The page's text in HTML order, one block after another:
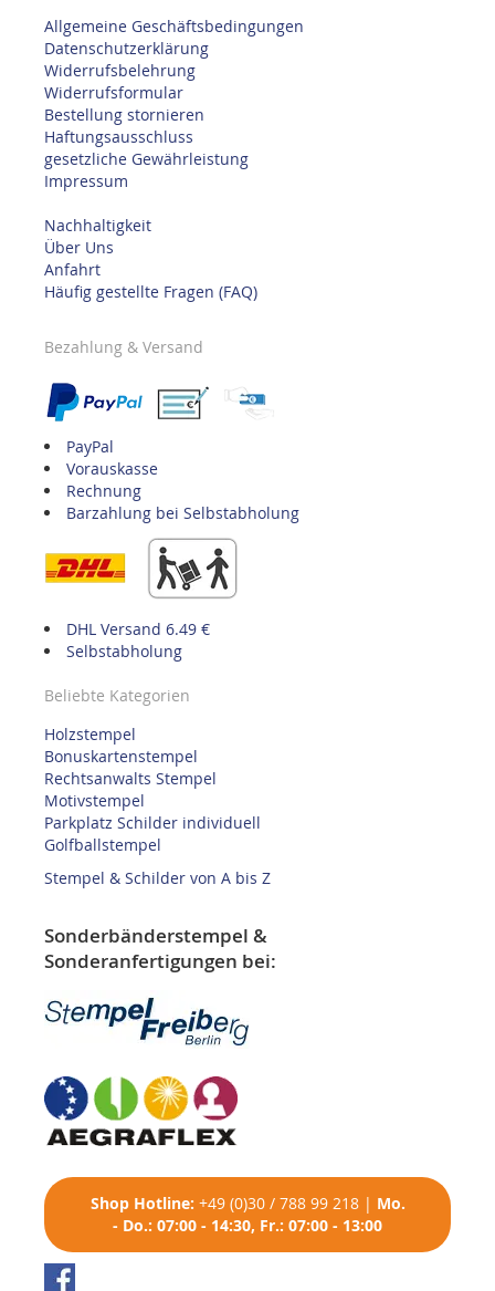
Allgemeine Geschäftsbedingungen
Datenschutzerklärung
Widerrufsbelehrung
Widerrufsformular
Bestellung stornieren
Haftungsausschluss
gesetzliche Gewährleistung
Impressum
Nachhaltigkeit
Über Uns
Anfahrt
Häufig gestellte Fragen (FAQ)
Bezahlung & Versand
PayPal
Vorauskasse
Rechnung
Barzahlung bei Selbstabholung
DHL Versand 6.49 €
Selbstabholung
Beliebte Kategorien
Holzstempel
Bonuskartenstempel
Rechtsanwalts Stempel
Motivstempel
Parkplatz Schilder individuell
Golfballstempel
Stempel & Schilder von A bis Z
Sonderbänderstempel &
Sonderanfertigungen bei:
Shop Hotline: +49 (0)30 / 788 99 218| Mo.
- Do.: 07:00 - 14:30, Fr.: 07:00 - 13:00